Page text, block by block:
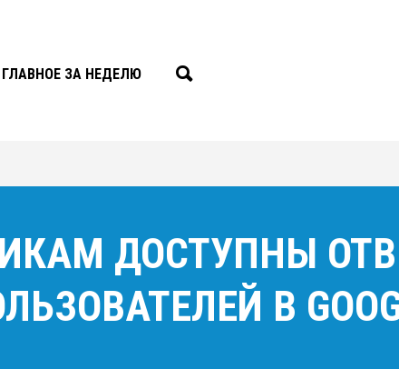
ГЛАВНОЕ ЗА НЕДЕЛЮ
ДОСТУПНЫ
В